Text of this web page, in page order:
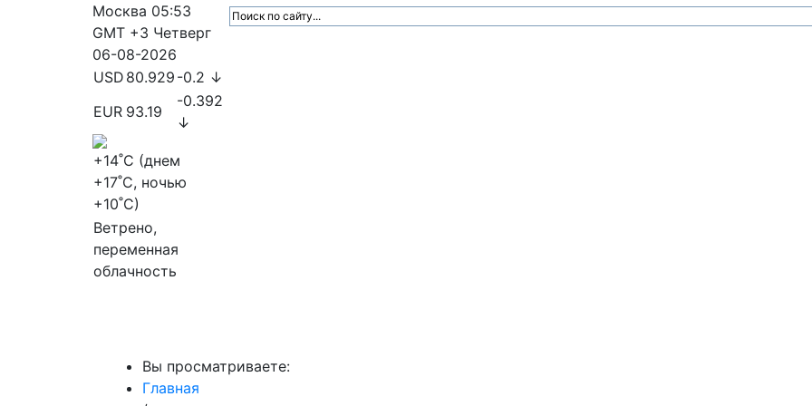
Москва 05:53
GMT +3 Четверг
06-08-2026
USD 80.929 -0.2 ↓
EUR 93.19
-0.392
↓
+14˚C (днем
+17˚C, ночью
+10˚C)
Ветрено,
переменная
облачность
Вы просматриваете:
Главная